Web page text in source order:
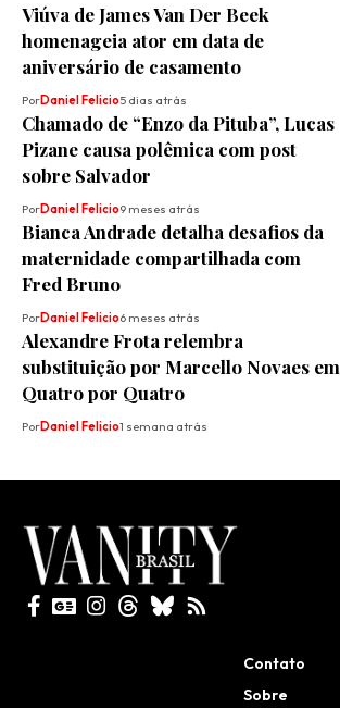
Viúva de James Van Der Beek
homenageia ator em data de
aniversário de casamento
PorDaniel Felicio5 dias atrás
Chamado de “Enzo da Pituba”, Lucas
Pizane causa polêmica com post
sobre Salvador
PorDaniel Felicio9 meses atrás
Bianca Andrade detalha desafios da
maternidade compartilhada com
Fred Bruno
PorDaniel Felicio6 meses atrás
Alexandre Frota relembra
substituição por Marcello Novaes em
Quatro por Quatro
PorDaniel Felicio1 semana atrás
Contato
Sobre